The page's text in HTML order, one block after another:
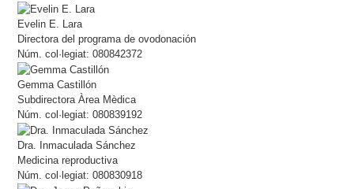
Evelin E. Lara
Directora del programa de ovodonación
Núm. col·legiat: 080842372
Gemma Castillón
Subdirectora Àrea Mèdica
Núm. col·legiat: 080839192
Dra. Inmaculada Sánchez
Medicina reproductiva
Núm. col·legiat: 080830918